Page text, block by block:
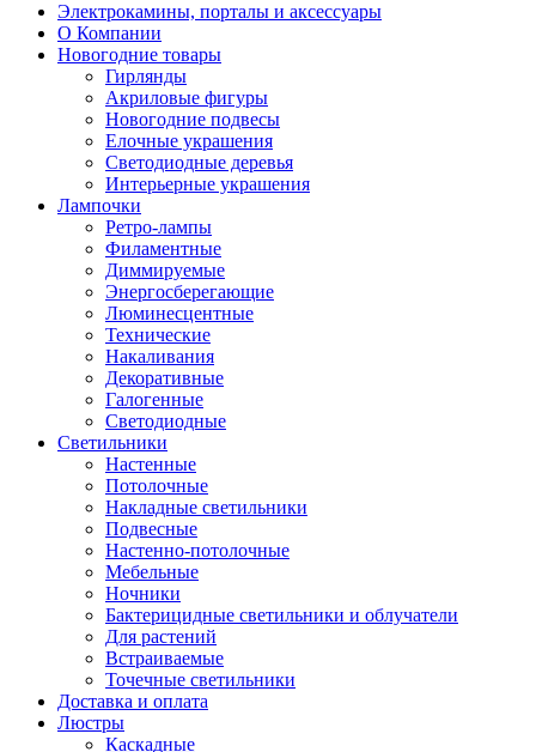
Электрокамины, порталы и аксессуары
О Компании
Новогодние товары
Гирлянды
Акриловые фигуры
Новогодние подвесы
Елочные украшения
Светодиодные деревья
Интерьерные украшения
Лампочки
Ретро-лампы
Филаментные
Диммируемые
Энергосберегающие
Люминесцентные
Технические
Накаливания
Декоративные
Галогенные
Светодиодные
Светильники
Настенные
Потолочные
Накладные светильники
Подвесные
Настенно-потолочные
Мебельные
Ночники
Бактерицидные светильники и облучатели
Для растений
Встраиваемые
Точечные светильники
Доставка и оплата
Люстры
Каскадные